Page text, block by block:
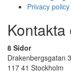
Privacy
Kontakta
8 Sidor
Drakenbergsgatan
117 41 Stockholm